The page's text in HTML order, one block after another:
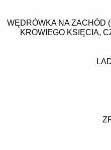
WĘDRÓWKA NA ZACHÓD
KROWIEGO KSIĘCIA,